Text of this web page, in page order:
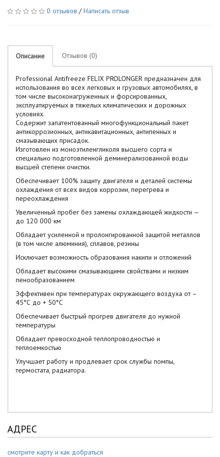
0 отзывов /Написать отзыв
Описание Отзывов (0)
Professional Antifreeze FELIX PROLONGER предназначен для
использования во всех легковых и грузовых автомобилях, в
том числе высоконагруженных и форсированных,
эксплуатируемых в тяжелых климатических и дорожных
условиях.
Содержит запатентованный многофункциональный пакет
антикоррозионных, антикавитационных, антипенных и
смазывающих присадок.
Изготовлен из моноэтиленгликоля высшего сорта и
специально подготовленной деминерализованной воды
высшей степени очистки.
Обеспечивает 100% защиту двигателя и деталей системы
охлаждения от всех видов коррозии, перегрева и
переохлаждения
Увеличенный пробег без замены охлаждающей жидкости —
до 120 000 км
Обладает усиленной и пролонгированной защитой металлов
(в том числе алюминия), сплавов, резины
Исключает возможность образования накипи и отложений
Обладает высокими смазывающими свойствами и низким
пенообразованием
Эффективен при температурах окружающего воздуха от –
45°С до + 50°С
Обеспечивает быстрый прогрев двигателя до нужной
температуры
Обладает превосходной теплопроводностью и
теплоемкостью
Улучшает работу и продлевает срок службы помпы,
термостата, радиатора.
АДРЕС
смотрите карту и как добраться